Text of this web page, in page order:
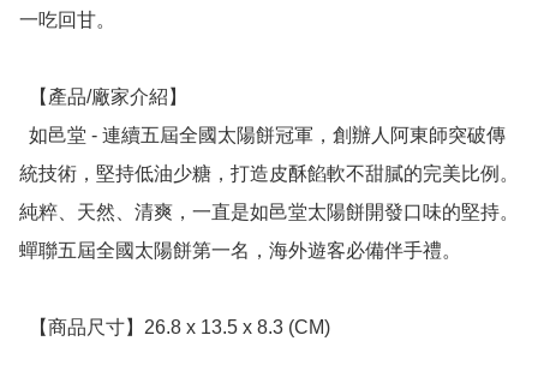
一吃回甘。
統技術，堅持低油少糖，打造皮酥餡軟不甜膩的完美比例。
純粹、天然、清爽，一直是如邑堂太陽餅開發口味的堅持。
蟬聯五屆全國太陽餅第一名，海外遊客必備伴手禮。